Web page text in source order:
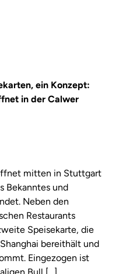
ein Konzept:
in der Calwer
mitten in Stuttgart
Bekanntes und
Neben den
Restaurants
Speisekarte, die
bereithält und
Eingezogen ist